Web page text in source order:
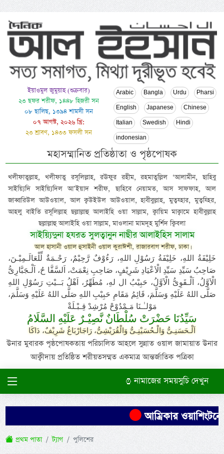
ইয়াওমুল জুমুয়াহ (শুক্রবার)
২৩ ছফর শরীফ, ১৪৪৮ হিজরী সন
০৮ ছালিছ, ১৩৯৪ শামসী সন
০৭ আগস্ট, ২০২৬ খ্রি:
২৩ শ্রাবণ, ১৪৩৩ ফসলী সন
Arabic Bangla Urdu Pharsi
English Japanese Chinese
Italian Swedish Hindi
indonesian
মহাসম্মানিত প্রতিষ্ঠাতা ও পৃষ্ঠপোষক
খলীফাতুল্লাহ, খলীফাতু রসূলিল্লাহ, রঊফুর রহীম, রহমাতুল্লিল ‘আলামীন, ছাহিবু
সাইয়্যিদি সাইয়্যিদিল আ’ইয়াদ শরীফ, ছাহিবে নেয়ামত, আস সাফফাহ, আল
জাব্বারিউল আউওয়াল, আল ক্বউইউল আউওয়াল, হাবীবুল্লাহ, মুত্বহ্হার, মুত্বহ্হির,
আহলু বাইতি রসূলিল্লাহ ছল্লাল্লাহু আলাইহি ওয়া সাল্লাম, ক্বায়িম মাক্বামে হাবীবুল্লাহ
ছল্লাল্লাহু আলাইহি ওয়া সাল্লাম, মাওলানা মামদূহ মুর্শিদ ক্বিবলা
সাইয়্যিদুনা হযরত সুলত্বানুন নাছীর আলাইহিস সালাম
আল হাসানী ওয়াল হুসাইনী ওয়াল কুরাঈশী, রাজারবাগ শরীফ, ঢাকা।
خَلِيْفَةُ اللهِ، خَلِيْفَةُ رَسُوْلِ اللهِ، رَءُوْفٌ رَّحِيْمٌ، رَحْـمَةٌ لِّلْعَالَـمِيْـنَ،
صَاحِبُ سَيِّدِ سَيِّدِ الْاَعْيَادِ شَرِيْفٍ، صَاحِبِ نِعْمَتْ، اَلسَّفَّا حُ، اَلْـجَبَّارِىُّ
الْاَوَّلُ، اَلْـقَوِىُّ الْاَوَّلُ، حَبِيْبُ ال لهِ، مُطَهِّرٌ، اَهْلُ بَــيْتِ رَسُوْلِ اللهِ
صَلَّى اللهُ عَلَيْهِ وَسَلَّمَ، قَائِمُ مَقَامِ حَبِيْبِ اللهِ صَلَّى اللهُ عَلَيْهِ وَسَلَّمَ،
مَوْلـٰـنَا مَـمْدُوْحْ مُرْشِدْ قِـبْـلَةْ
سَيِّدُنَا حَضْرَتْ سُلْطَانٌ نَّصِيْـرٌ عَلَيْهِ السَّلَامُ
اَلْـحَسَنِـىُّ وَالْـحُسَيْنِـىُّ وَالْقُرَيْشِىُّ، رَاجَارْبَاغُ شَرِيْفٌ، دَاكَا
উনার মুবারক পৃষ্ঠপোষকতায় পরিচালিত আহলে সুন্নাত ওয়াল জামায়াত উনার
আক্বীদায় প্রতিষ্ঠিত শরীয়তসম্মত একমাত্র আন্তর্জাতিক পত্রিকা
নামাজের সময়সুচি দেখুন
আম্রিকার ওয়াশিংটনে
প্রথম পাতা ট্যাগ পুলিশের